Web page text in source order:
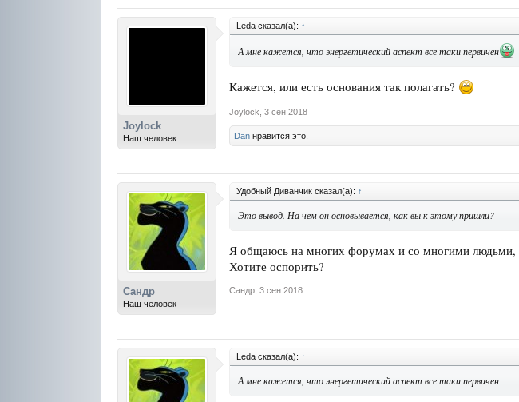
Joylock
Наш человек
Leda сказал(а): ↑
А мне кажется, что энергетический аспект все таки первичен
Кажется, или есть основания так полагать?
Joylock 3 сен 2018
Dan нравится это.
Сандр
Наш человек
Удобный Диванчик сказал(а): ↑
Это вывод. На чем он основывается, как вы к этому пришли?
Я общаюсь на многих форумах и со многими людьми,
Хотите оспорить?
Сандр 3 сен 2018
Leda сказал(а): ↑
А мне кажется, что энергетический аспект все таки первичен